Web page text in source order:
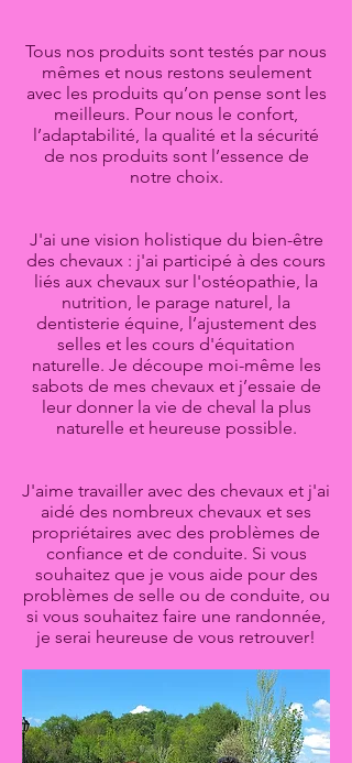
Tous nos produits sont testés par nous
mêmes et nous restons seulement
avec les produits qu’on pense sont les
meilleurs. Pour nous le confort,
l’adaptabilité, la qualité et la sécurité
de nos produits sont l’essence de
notre choix.
J'ai une vision holistique du bien-être
des chevaux : j'ai participé à des cours
liés aux chevaux sur l'ostéopathie, la
nutrition, le parage naturel, la
dentisterie équine, l’ajustement des
selles et les cours d'équitation
naturelle. Je découpe moi-même les
sabots de mes chevaux et j’essaie de
leur donner la vie de cheval la plus
naturelle et heureuse possible.
J'aime travailler avec des chevaux et j'ai
aidé des nombreux chevaux et ses
propriétaires avec des problèmes de
confiance et de conduite. Si vous
souhaitez que je vous aide pour des
problèmes de selle ou de conduite, ou
si vous souhaitez faire une randonnée,
je serai heureuse de vous retrouver!